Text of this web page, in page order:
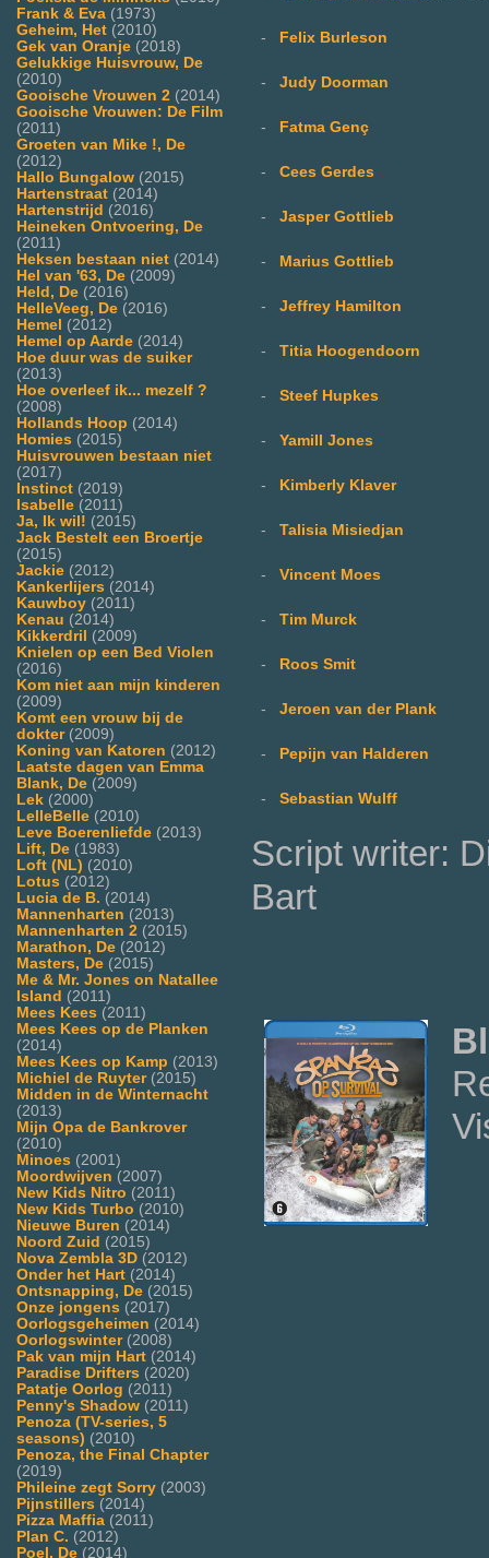
Frank & Eva (1973)
Geheim, Het (2010)
Gek van Oranje (2018)
Gelukkige Huisvrouw, De
(2010)
Gooische Vrouwen 2 (2014)
Gooische Vrouwen: De Film
(2011)
Groeten van Mike !, De
(2012)
Hallo Bungalow (2015)
Hartenstraat (2014)
Hartenstrijd (2016)
Heineken Ontvoering, De
(2011)
Heksen bestaan niet (2014)
Hel van '63, De (2009)
Held, De (2016)
HelleVeeg, De (2016)
Hemel (2012)
Hemel op Aarde (2014)
Hoe duur was de suiker
(2013)
Hoe overleef ik... mezelf ?
(2008)
Hollands Hoop (2014)
Homies (2015)
Huisvrouwen bestaan niet
(2017)
Instinct (2019)
Isabelle (2011)
Ja, Ik wil! (2015)
Jack Bestelt een Broertje
(2015)
Jackie (2012)
Kankerlijers (2014)
Kauwboy (2011)
Kenau (2014)
Kikkerdril (2009)
Knielen op een Bed Violen
(2016)
Kom niet aan mijn kinderen
(2009)
Komt een vrouw bij de
dokter(2009)
Koning van Katoren (2012)
Laatste dagen van Emma
Blank, De (2009)
Lek (2000)
LelleBelle (2010)
Leve Boerenliefde (2013)
Lift, De (1983)
Loft (NL) (2010)
Lotus (2012)
Lucia de B. (2014)
Mannenharten (2013)
Mannenharten 2 (2015)
Marathon, De (2012)
Masters, De (2015)
Me & Mr. Jones on Natallee
Island (2011)
Mees Kees (2011)
Mees Kees op de Planken
(2014)
Mees Kees op Kamp (2013)
Michiel de Ruyter(2015)
Midden in de Winternacht
(2013)
Mijn Opa de Bankrover
(2010)
Minoes (2001)
Moordwijven (2007)
New Kids Nitro (2011)
New Kids Turbo (2010)
Nieuwe Buren (2014)
Noord Zuid (2015)
Nova Zembla 3D (2012)
Onder het Hart (2014)
Ontsnapping, De (2015)
Onze jongens (2017)
Oorlogsgeheimen (2014)
Oorlogswinter(2008)
Pak van mijn Hart (2014)
Paradise Drifters (2020)
Patatje Oorlog (2011)
Penny's Shadow (2011)
Penoza (TV-series, 5
seasons) (2010)
Penoza, the Final Chapter
(2019)
Phileine zegt Sorry (2003)
Pijnstillers (2014)
Pizza Maffia (2011)
Plan C. (2012)
Poel, De (2014)
- Felix Burleson
- Judy Doorman
- Fatma Genç
- Cees Gerdes
- Jasper Gottlieb
- Marius Gottlieb
- Jeffrey Hamilton
- Titia Hoogendoorn
- Steef Hupkes
- Yamill Jones
- Kimberly Klaver
- Talisia Misiedjan
- Vincent Moes
- Tim Murck
- Roos Smit
- Jeroen van der Plank
- Pepijn van Halderen
- Sebastian Wulff
Script writer:
Bart